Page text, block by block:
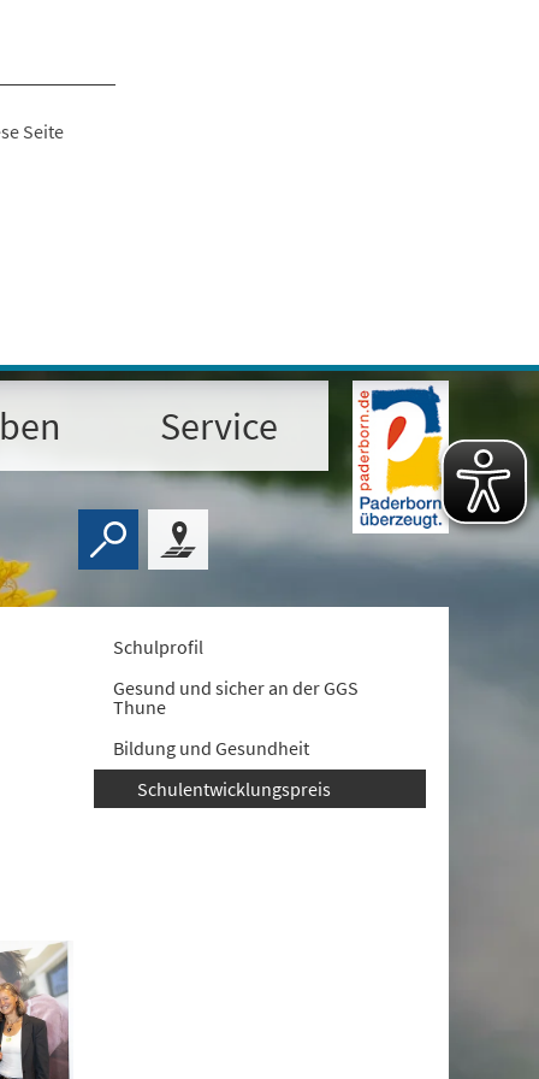
Seite
Service
Schulprofil
Gesund und sicher an der GGS
Thune
Bildung und Gesundheit
Schulentwicklungspreis